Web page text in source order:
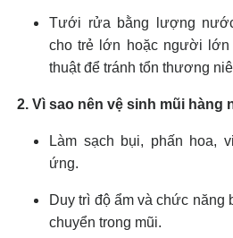
Tưới rửa bằng lượng
cho trẻ lớn hoặc người lớn
thuật để tránh tổn thương
2. Vì sao nên vệ sinh mũi hàng
Làm sạch bụi, phấn hoa,
ứng.
Duy trì độ ẩm và chức năng
chuyển trong mũi.